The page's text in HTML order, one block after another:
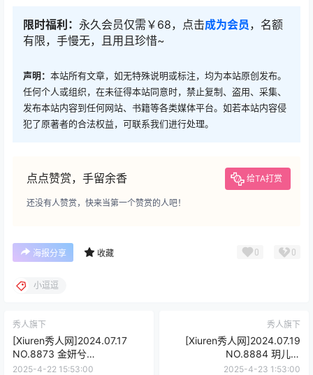
限时福利： 永久会员仅需￥68，点击成为会员 ，名额
有限，手慢无，且用且珍惜~
声明： 本站所有文章，如无特殊说明或标注，均为本站原创发布。
任何个人或组织，在未征得本站同意时，禁止复制、盗用、采集、
发布本站内容到任何网站、书籍等各类媒体平台。如若本站内容侵
犯了原著者的合法权益，可联系我们进行处理。
点点赞赏，手留余香 给TA打赏
还没有人赞赏，快来当第一个赞赏的人吧！
海报分享 收藏 0 0
小逗逗
秀人旗下
[Xiuren秀人网]2024.07.17
NO.8873 金妍兮
[70+1P/637MB]
2025-4-22 15:53:00
秀人旗下
[Xiuren秀人网]2024.07.19
NO.8884 玥儿玥
er[69+1P/612MB]
2025-4-23 1:53:00